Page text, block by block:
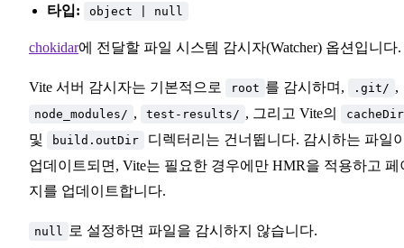
타입: object | null
chokidar에 전달할 파일 시스템 감시자(Watcher) 옵션입니다.
Vite 서버 감시자는 기본적으로 root 를 감시하며, .git/ ,
node_modules/ , test-results/ , 그리고 Vite의 cacheDir
및 build.outDir
디렉터리는 건너뜁니다. 감시하는 파일
업데이트되면, Vite는 필요한 경우에만 HMR을 적용하고 페
지를 업데이트합니다.
null 로 설정하면 파일을 감시하지 않습니다.